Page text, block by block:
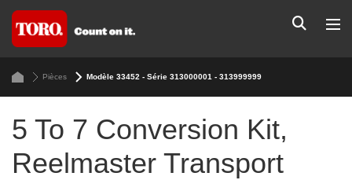
Pièces Modèle 33452 - Série 313000001 - 313999999
5 To 7 Conversion Kit,
Reelmaster Transport